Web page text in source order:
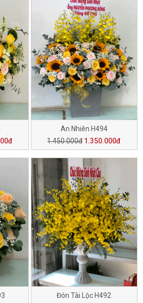
An Nhiên H494
1.450.000đ 1.350.000đ
Đón Tài Lộc H492